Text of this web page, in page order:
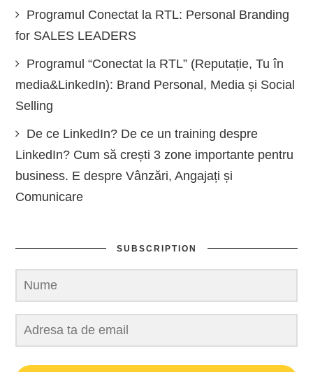
Programul Conectat la RTL: Personal Branding
for SALES LEADERS
Programul “Conectat la RTL” (Reputație, Tu în
media&LinkedIn): Brand Personal, Media și Social
Selling
De ce LinkedIn? De ce un training despre
LinkedIn? Cum să crești 3 zone importante pentru
business. E despre Vânzări, Angajați și
Comunicare
SUBSCRIPTION